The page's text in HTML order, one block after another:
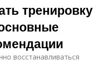
тренировку
восстанавливаться